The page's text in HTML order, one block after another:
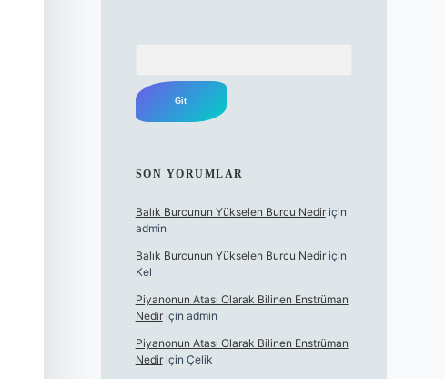
SON YORUMLAR
Balık Burcunun Yükselen Burcu Nediriçin
admin
Balık Burcunun Yükselen Burcu Nediriçin
Kel
Piyanonun Atası Olarak Bilinen Enstrüman
Nediriçin admin
Piyanonun Atası Olarak Bilinen Enstrüman
Nediriçin Çelik